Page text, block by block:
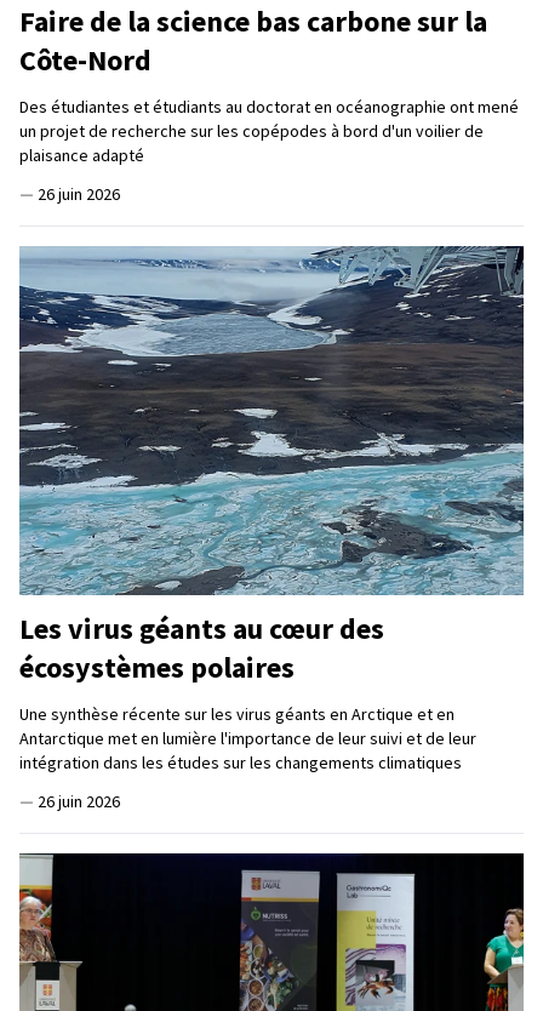
Faire de la science bas carbone sur la
Côte-Nord
Des étudiantes et étudiants au doctorat en océanographie ont mené
un projet de recherche sur les copépodes à bord d'un voilier de
plaisance adapté
— 26 juin 2026
Les virus géants au cœur des
écosystèmes polaires
Une synthèse récente sur les virus géants en Arctique et en
Antarctique met en lumière l'importance de leur suivi et de leur
intégration dans les études sur les changements climatiques
— 26 juin 2026